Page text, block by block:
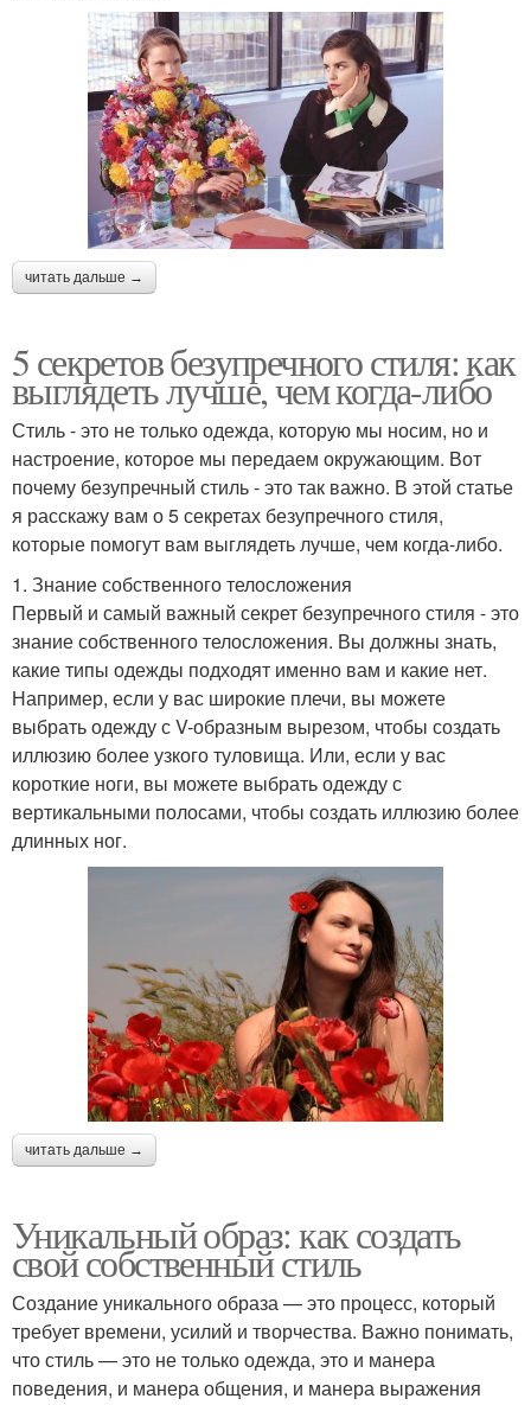
читать дальше →
5 секретов безупречного стиля: как
выглядеть лучше, чем когда-либо
Стиль - это не только одежда, которую мы носим, но и
настроение, которое мы передаем окружающим. Вот
почему безупречный стиль - это так важно. В этой статье
я расскажу вам о 5 секретах безупречного стиля,
которые помогут вам выглядеть лучше, чем когда-либо.
1. Знание собственного телосложения
Первый и самый важный секрет безупречного стиля - это
знание собственного телосложения. Вы должны знать,
какие типы одежды подходят именно вам и какие нет.
Например, если у вас широкие плечи, вы можете
выбрать одежду с V-образным вырезом, чтобы создать
иллюзию более узкого туловища. Или, если у вас
короткие ноги, вы можете выбрать одежду с
вертикальными полосами, чтобы создать иллюзию более
длинных ног.
читать дальше →
Уникальный образ: как создать
свой собственный стиль
Создание уникального образа — это процесс, который
требует времени, усилий и творчества. Важно понимать,
что стиль — это не только одежда, это и манера
поведения, и манера общения, и манера выражения